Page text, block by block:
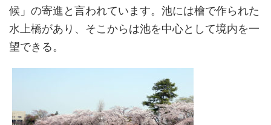
候」の寄進と言われています。池には檜で作られた
水上橋があり、そこからは池を中心として境内を一
望できる。